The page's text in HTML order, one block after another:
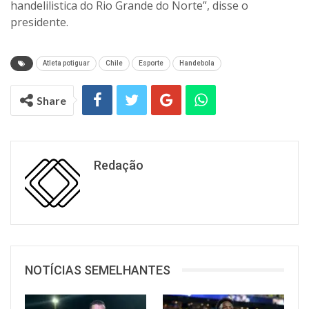
handelilistica do Rio Grande do Norte”, disse o
presidente.
Atleta potiguar Chile Esporte Handebola
Share
Redação
NOTÍCIAS SEMELHANTES